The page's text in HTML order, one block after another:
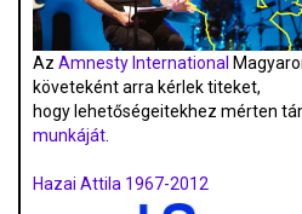
Az Amnesty International
követeként arra kérlek titeket,
hogy lehetőségeitekhez mérten
munkáját.
Hazai Attila 1967-2012